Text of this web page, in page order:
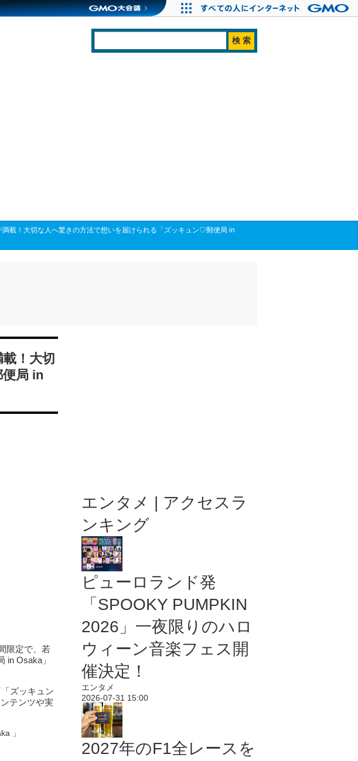
載！大切な人へ驚きの方法で想いを届けられる「ズッキュン♡郵便局 in
！大切
局 in
限定で、若
in Osaka」
ズッキュン
テンツや実
」
エンタメ | アクセスラ
ンキング
ピューロランド発
「SPOOKY PUMPKIN
2026」一夜限りのハロ
ウィーン音楽フェス開
催決定！
エンタメ
2026-07-31 15:00
2027年のF1全レースを